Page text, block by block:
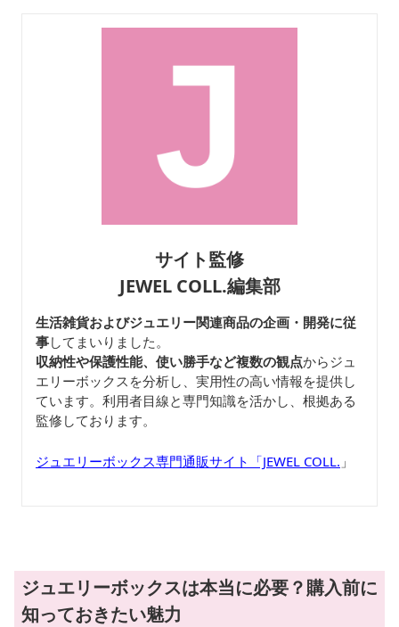
サイト監修
JEWEL COLL.編集部
生活雑貨およびジュエリー関連商品の企画・開発に従
事してまいりました。
収納性や保護性能、使い勝手など複数の観点からジュ
エリーボックスを分析し、実用性の高い情報を提供し
ています。利用者目線と専門知識を活かし、根拠ある
監修しております。
ジュエリーボックス専門通販サイト「JEWEL COLL. 」
ジュエリーボックスは本当に必要？購入前に
知っておきたい魅力